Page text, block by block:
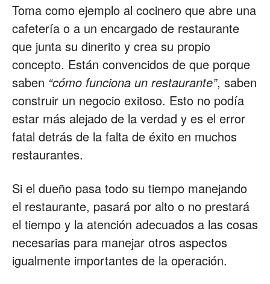
para
Toma como ejemplo al cocinero que abre una
cafetería o a un encargado de restaurante
que junta su dinerito y crea su propio
concepto. Están convencidos de que porque
saben “cómo funciona un restaurante”, saben
construir un negocio exitoso. Esto no podía
estar más alejado de la verdad y es el error
fatal detrás de la falta de éxito en muchos
restaurantes.
Si el dueño pasa todo su tiempo manejando
el restaurante, pasará por alto o no prestará
el tiempo y la atención adecuados a las cosas
necesarias para manejar otros aspectos
igualmente importantes de la operación.